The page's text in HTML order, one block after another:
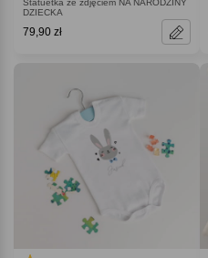
Statuetka ze zdjęciem NA NARODZINY
DZIECKA
79,90 zł